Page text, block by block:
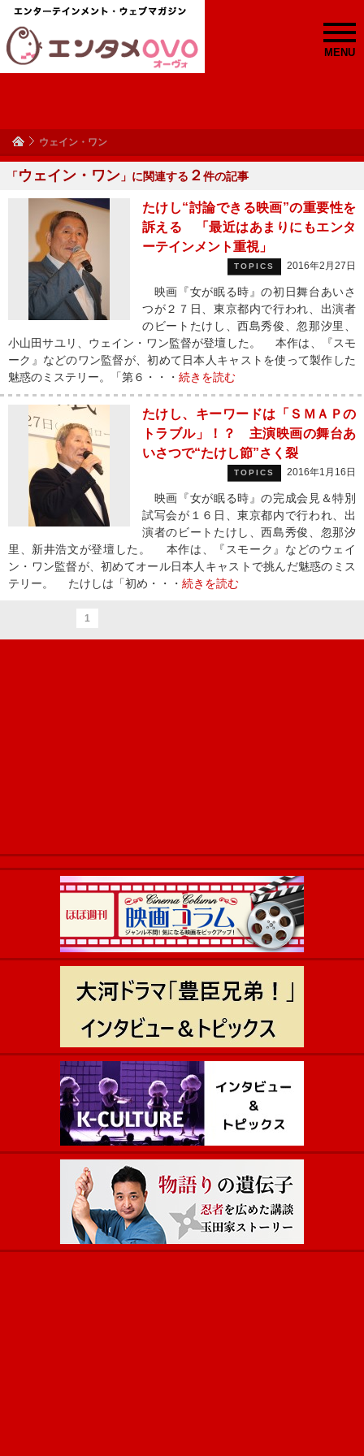
MENU
ウェイン・ワン
「ウェイン・ワン 」に関連する ２件の記事
たけし“討論できる映画”の重要性を
訴える 「最近はあまりにもエンタ
ーテインメント重視」
TOPICS 2016年2月27日
映画『女が眠る時』の初日舞台あいさ
つが２７日、東京都内で行われ、出演者
のビートたけし、西島秀俊、忽那汐里、
小山田サユリ、ウェイン・ワン監督が登壇した。 本作は、『スモ
ーク』などのワン監督が、初めて日本人キャストを使って製作した
魅惑のミステリー。「第６・・・ 続きを読む
たけし、キーワードは「ＳＭＡＰの
トラブル」！？ 主演映画の舞台あ
いさつで“たけし節”さく裂
TOPICS 2016年1月16日
映画『女が眠る時』の完成会見＆特別
試写会が１６日、東京都内で行われ、出
演者のビートたけし、西島秀俊、忽那汐
里、新井浩文が登壇した。 本作は、『スモーク』などのウェイ
ン・ワン監督が、初めてオール日本人キャストで挑んだ魅惑のミス
テリー。 たけしは「初め・・・ 続きを読む
1